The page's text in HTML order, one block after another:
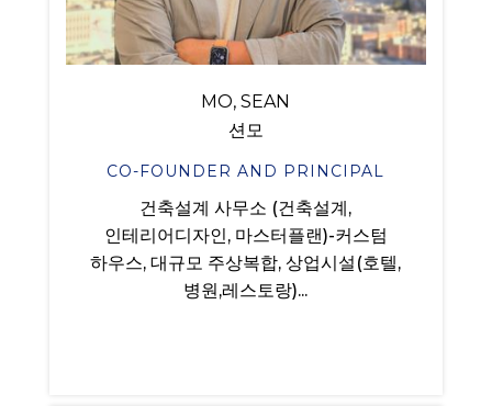
MO, SEAN
션모
CO-FOUNDER AND PRINCIPAL
건축설계 사무소 (건축설계,
인테리어디자인, 마스터플랜)-커스텀
하우스, 대규모 주상복합, 상업시설(호텔,
병원,레스토랑)...